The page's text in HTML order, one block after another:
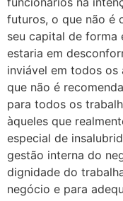
futuros, o que não é
seu capital de forma
estaria em
inviável em todos os
que não é
para todos os
àqueles que
especial de
gestão interna do
dignidade do
negócio e para